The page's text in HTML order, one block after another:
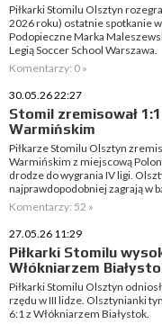
Piłkarki Stomilu Olsztyn
2026 roku) ostatnie spotkanie
Podopieczne Marka
Legią Soccer School Warszawa.
Komentarzy: 0 »
30.05.26 22:27
Stomil zremisował
Warmińskim
Piłkarze Stomilu Olsztyn
Warmińskim z miejscową
drodze do wygrania IV ligi.
najprawdopodobniej zagrają w
Komentarzy: 52 »
27.05.26 11:29
Piłkarki Stomilu
Włókniarzem
Piłkarki Stomilu Olsztyn
rzędu w III lidze. Olsztynianki
6:1 z Włókniarzem Białystok.